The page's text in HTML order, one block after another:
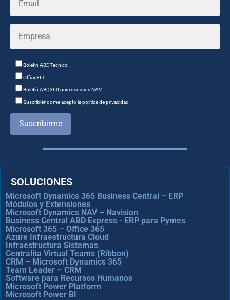
Boletín ABDTecnico
Office365
Boletín ABD360 para usuarios NAV
Suscribiéndome acepto la política de privacidad
Suscribirme
SOLUCIONES
Microsoft Dynamics 365 Business Central – ERP
Módulos y Extensiones
Microsoft Dynamics NAV – Navision
Business Central ABD Express - ERP para Pymes
Microsoft 365 – Office 365
Azure Infraestructura Cloud
Infraestructura Sistemas
Centralita Virtual Teams (Ribbon)
CRM – Microsoft Dynamics 365
Team Leader – CRM
Software para Recursos Humanos
Microsoft Power Platform
Microsoft Power BI